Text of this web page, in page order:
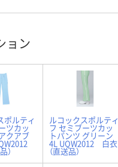
ョン
ポルティ
ツカッ
クアブ
）
ルコックスポルティ
フ セミブーツカッ
トパンツ グリーン
4L UQW2012 白衣
（直送品）